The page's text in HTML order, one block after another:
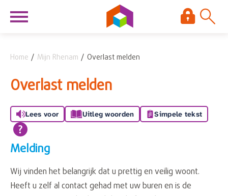
Naar hoofdinhoud
Naar hoofdnavigatiemenu
Naar zoeken
Naar de homepage
Ga naar Hoofd
Home Mijn Rhenam Overlast melden
Overlast melden
Lees voor Uitleg woorden Simpele tekst
Melding
Wij vinden het belangrijk dat u prettig en veilig woont.
Heeft u zelf al contact gehad met uw buren en is de